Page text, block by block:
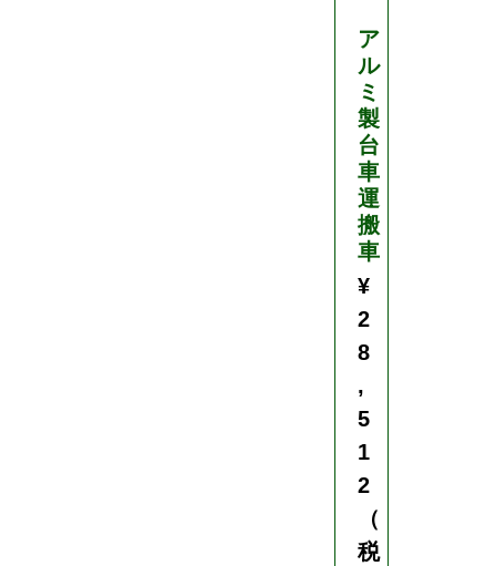
ア
ル
ミ
製
台
車
運
搬
車
¥
2
8
,
5
1
2
（
税